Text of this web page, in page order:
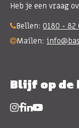
Heb je een vraag
Bellen: 0180 - 82
Mailen:
Blijf op de